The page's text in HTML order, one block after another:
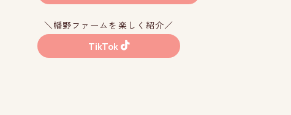
＼幡野ファームを楽しく紹介／
TikTok